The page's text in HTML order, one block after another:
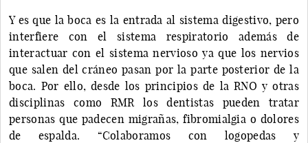
Y es que la boca es la entrada al sistema digestivo, pero
interfiere con el sistema respiratorio además de
interactuar con el sistema nervioso ya que los nervios
que salen del cráneo pasan por la parte posterior de la
boca. Por ello, desde los principios de la RNO y otras
disciplinas como RMR los dentistas pueden tratar
personas que padecen migrañas, fibromialgia o dolores
de espalda. “Colaboramos con logopedas y